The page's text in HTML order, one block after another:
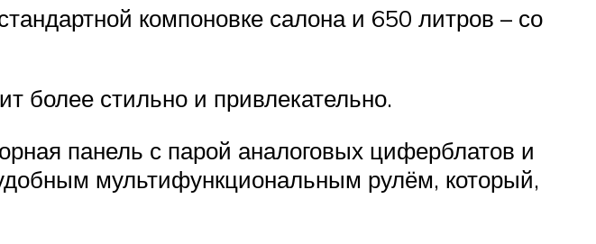
компоновке салона и 650 литров – со
более стильно и привлекательно.
панель с парой аналоговых циферблатов и
мультифункциональным рулём, который,